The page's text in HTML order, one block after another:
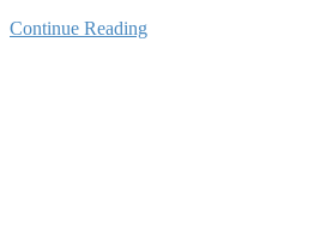
Continue Reading